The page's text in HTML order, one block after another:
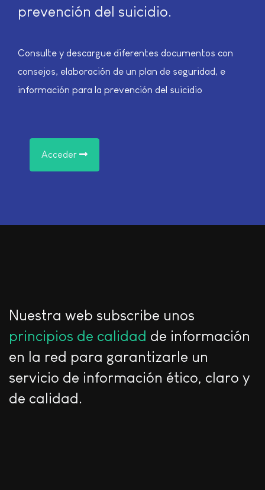
prevención del suicidio.
Consulte y descargue diferentes documentos con
consejos, elaboración de un plan de seguridad, e
información para la prevención del suicidio
Acceder
Nuestra web subscribe unos
principios de calidad de información
en la red para garantizarle un
servicio de información ético, claro y
de calidad.